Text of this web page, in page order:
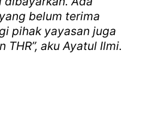
belum terima
pihak yayasan juga
THR”, aku Ayatul Ilmi.